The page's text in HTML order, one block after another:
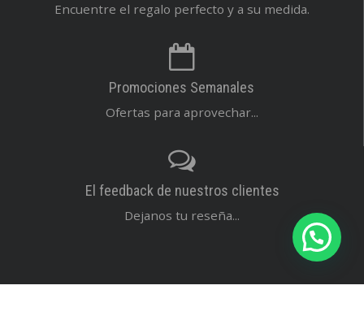
Encuentre el regalo perfecto y a su medida.
Promociones Semanales
Ofertas para aprovechar...
El feedback de nuestros clientes
Dejanos tu reseña...